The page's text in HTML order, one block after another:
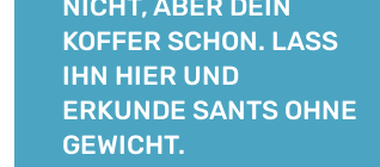
NICHT, ABER DEIN
KOFFER SCHON. LASS
IHN HIER UND
ERKUNDE SANTS OHNE
GEWICHT.